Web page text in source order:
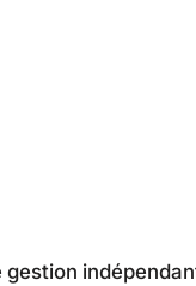
gestion